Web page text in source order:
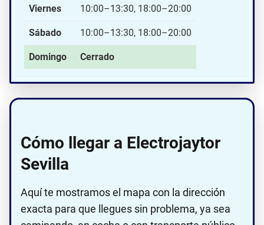
Viernes 10:00–13:30, 18:00–20:00
Sábado 10:00–13:30, 18:00–20:00
Domingo Cerrado
Cómo llegar a Electrojaytor
Sevilla
Aquí te mostramos el mapa con la dirección
exacta para que llegues sin problema, ya sea